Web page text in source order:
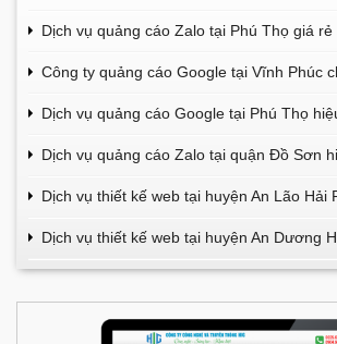
Dịch vụ quảng cáo Zalo tại Phú Thọ giá rẻ
Công ty quảng cáo Google tại Vĩnh Phúc
Dịch vụ quảng cáo Google tại Phú Thọ
Dịch vụ quảng cáo Zalo tại quận Đồ Sơn
Dịch vụ thiết kế web tại huyện An Lão Hải
Dịch vụ thiết kế web tại huyện An Dương